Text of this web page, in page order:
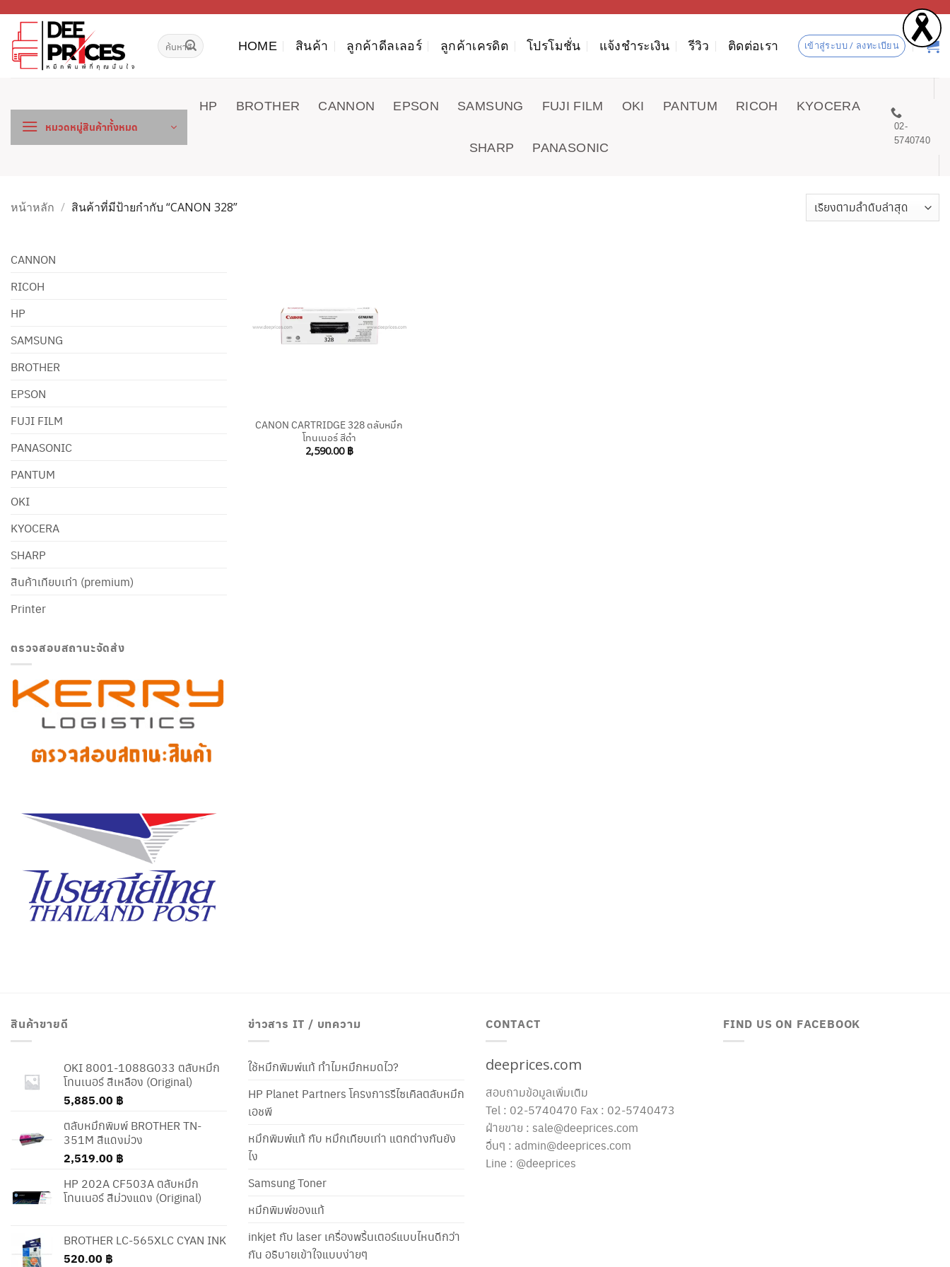
เนื้อหา
ค้นหา: HOME สินค้า ลูกค้าดีลเลอร์ ลูกค้าเครดิต โปรโมชั่น แจ้งชำระเงิน รีวิว ติดต่อเรา เข้าสู่ระบบ / ลงทะเบียน
หมวดหมู่สินค้าทั้งหมด
HP BROTHER CANNON EPSON SAMSUNG FUJI FILM OKI PANTUM RICOH KYOCERA
SHARP PANASONIC
02-
5740740
หน้าหลัก / สินค้าที่มีป้ายกำกับ “CANON 328”
CANNON
RICOH
HP
SAMSUNG
BROTHER
EPSON
FUJI FILM
PANASONIC
PANTUM
OKI
KYOCERA
SHARP
สินค้าเทียบเท่า (premium)
Printer
ตรวจสอบสถานะจัดส่ง
CANON CARTRIDGE 328 ตลับหมึก
โทนเนอร์ สีดำ
2,590.00 ฿
สินค้าขายดี
OKI 8001-1088G033 ตลับหมึก
โทนเนอร์ สีเหลือง (Original)
5,885.00 ฿
ตลับหมึกพิมพ์ BROTHER TN-
351M สีแดงม่วง
2,519.00 ฿
HP 202A CF503A ตลับหมึก
โทนเนอร์ สีม่วงแดง (Original)
BROTHER LC-565XLC CYAN INK
520.00 ฿
ข่าวสาร IT / บทความ
ใช้หมึกพิมพ์แท้ ทำไมหมึกหมดไว?
HP Planet Partners โครงการรีไซเคิลตลับหมึก
เอชพี
หมึกพิมพ์แท้ กับ หมึกเทียบเท่า แตกต่างกันยัง
ไง
Samsung Toner
หมึกพิมพ์ของแท้
inkjet กับ laser เครื่องพริ้นเตอร์แบบไหนดีกว่า
กัน อธิบายเข้าใจแบบง่ายๆ
CONTACT
deeprices.com
สอบถามข้อมูลเพิ่มเติม
Tel : 02-5740470 Fax : 02-5740473
ฝ่ายขาย : sale@deeprices.com
อื่นๆ : admin@deeprices.com
Line : @deeprices
FIND US ON FACEBOOK